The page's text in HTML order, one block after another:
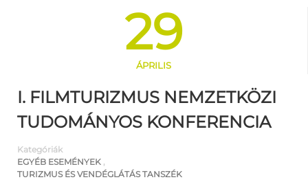
29
ÁPRILIS
I. FILMTURIZMUS NEMZETKÖZI
TUDOMÁNYOS KONFERENCIA
Kategóriák
EGYÉB ESEMÉNYEK ,
TURIZMUS ÉS VENDÉGLÁTÁS TANSZÉK